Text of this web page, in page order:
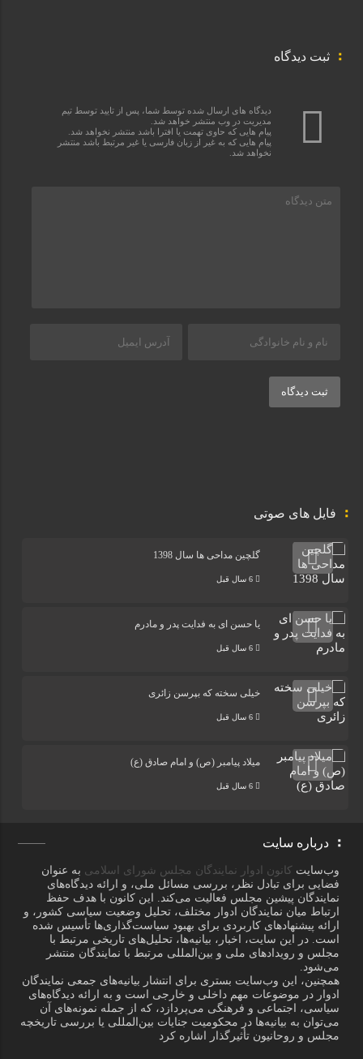
ثبت دیدگاه
دیدگاه های ارسال شده توسط شما، پس از تایید توسط تیم
مدیریت در وب منتشر خواهد شد.
پیام هایی که حاوی تهمت یا افترا باشد منتشر نخواهد شد.
پیام هایی که به غیر از زبان فارسی یا غیر مرتبط باشد منتشر
نخواهد شد.
ثبت دیدگاه
فایل های صوتی
گلچین مداحی ها سال 1398
6 سال قبل
یا حسن ای به فدایت پدر و مادرم
6 سال قبل
خیلی سخته که بپرسن زائری
6 سال قبل
میلاد پیامبر (ص) و امام صادق (ع)
6 سال قبل
درباره سایت
وب‌سایت کانون ادوار نمایندگان مجلس شورای اسلامی به عنوان
فضایی برای تبادل نظر، بررسی مسائل ملی، و ارائه دیدگاه‌های
نمایندگان پیشین مجلس فعالیت می‌کند. این کانون با هدف حفظ
ارتباط میان نمایندگان ادوار مختلف، تحلیل وضعیت سیاسی کشور، و
ارائه پیشنهادهای کاربردی برای بهبود سیاست‌گذاری‌ها تأسیس شده
است. در این سایت، اخبار، بیانیه‌ها، تحلیل‌های تاریخی مرتبط با
مجلس و رویدادهای ملی و بین‌المللی مرتبط با نمایندگان منتشر
می‌شود.
همچنین، این وب‌سایت بستری برای انتشار بیانیه‌های جمعی نمایندگان
ادوار در موضوعات مهم داخلی و خارجی است و به ارائه دیدگاه‌های
سیاسی، اجتماعی و فرهنگی می‌پردازد، که از جمله نمونه‌های آن
می‌توان به بیانیه‌ها در محکومیت جنایات بین‌المللی یا بررسی تاریخچه
مجلس و روحانیون تأثیرگذار اشاره کرد